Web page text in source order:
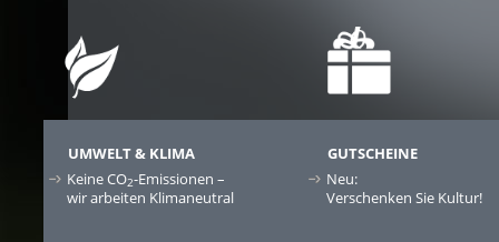
UMWELT & KLIMA
Keine CO2-Emissionen –
wir arbeiten Klimaneutral
GUTSCHEINE
Neu:
Verschenken Sie Kultur!